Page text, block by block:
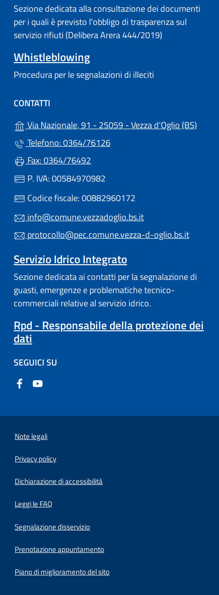
Sezione dedicata alla consultazione dei documenti
per i quali è previsto l'obbligo di trasparenza sul
servizio rifiuti (Delibera Arera 444/2019)
Whistleblowing
Procedura per le segnalazioni di illeciti
CONTATTI
Via Nazionale, 91 - 25059 - Vezza d'Oglio (BS)
Telefono: 0364/76126
Fax: 0364/76492
P. IVA: 00584970982
Codice fiscale: 00882960172
info@comune.vezzadoglio.bs.it
protocollo@pec.comune.vezza-d-oglio.bs.it
Servizio Idrico Integrato
Sezione dedicata ai contatti per la segnalazione di
guasti, emergenze e problematiche tecnico-
commerciali relative al servizio idrico.
Rpd - Responsabile della protezione dei
dati
SEGUICI SU
Note legali
Privacy policy
Dichiarazione di accessibilità
Leggi le FAQ
Segnalazione disservizio
Prenotazione appuntamento
Piano di miglioramento del sito